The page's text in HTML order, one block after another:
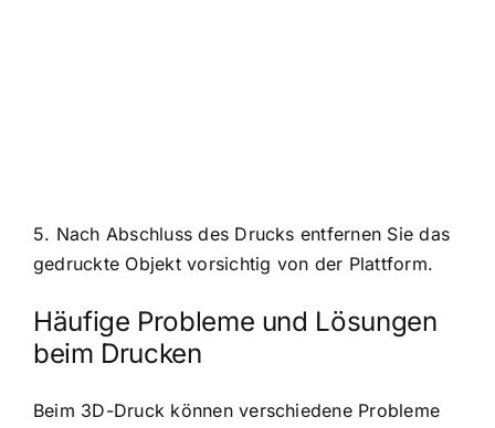
5. Nach Abschluss des Drucks entfernen Sie das
gedruckte Objekt vorsichtig von der Plattform.
Häufige Probleme und Lösungen
beim Drucken
Beim 3D-Druck können verschiedene Probleme